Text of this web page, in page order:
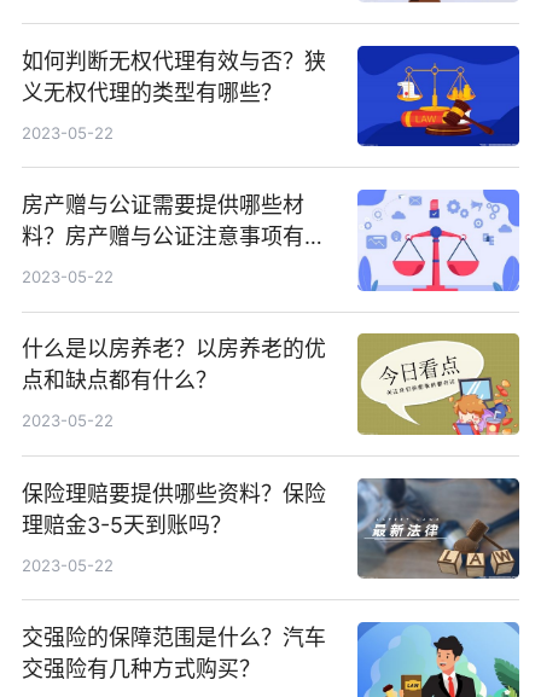
如何判断无权代理有效与否？狭
义无权代理的类型有哪些？
2023-05-22
房产赠与公证需要提供哪些材
料？房产赠与公证注意事项有哪
些？
2023-05-22
什么是以房养老？以房养老的优
点和缺点都有什么？
2023-05-22
保险理赔要提供哪些资料？保险
理赔金3-5天到账吗？
2023-05-22
交强险的保障范围是什么？汽车
交强险有几种方式购买？